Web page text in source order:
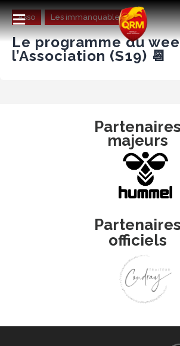
Féminines
Organisme de
Asso Les immanquables
Le programme du
l’Association (S19) 📆
Partenaires
majeurs
Partenaires
officiels